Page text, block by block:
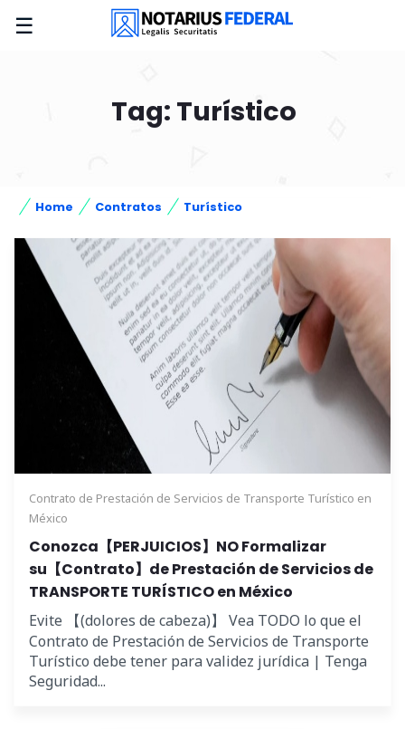
☰
Tag: Turístico
Home Contratos Turístico
Contrato de Prestación de Servicios de Transporte Turístico en
México
Conozca【PERJUICIOS】NO Formalizar
su【Contrato】de Prestación de Servicios de
TRANSPORTE TURÍSTICO en México
Evite 【(dolores de cabeza)】 Vea TODO lo que el
Contrato de Prestación de Servicios de Transporte
Turístico debe tener para validez jurídica | Tenga
Seguridad...